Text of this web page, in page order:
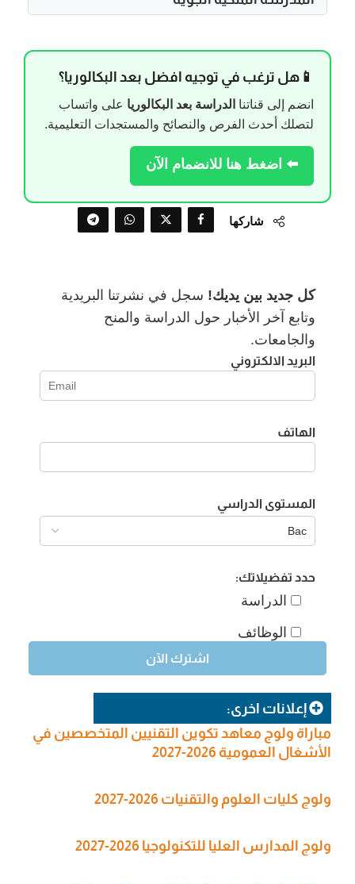
📱هل ترغب في توجيه افضل بعد البكالوريا؟
انضم إلى قناتنا الدراسة بعد البكالوريا على واتساب
لتصلك أحدث الفرص والنصائح والمستجدات التعليمية.
⬅️ اضغط هنا للانضمام الآن
شاركها
كل جديد بين يديك! سجل في نشرتنا البريدية
وتابع آخر الأخبار حول الدراسة والمنح
والجامعات.
البريد الالكتروني
الهاتف
المستوى الدراسي
حدد تفضيلاتك:
الدراسة
الوظائف
إعلانات اخرى:
مباراة ولوج معاهد تكوين التقنيين المتخصصين في
الأشغال العمومية 2026-2027
ولوج كليات العلوم والتقنيات 2026-2027
ولوج المدارس العليا للتكنولوجيا 2026-2027